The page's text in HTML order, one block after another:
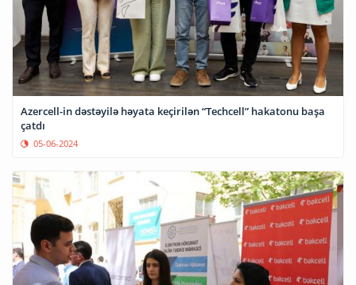
Azercell-in dəstəyilə həyata keçirilən “Techcell” hakatonu başa
çatdı
05-06-2024